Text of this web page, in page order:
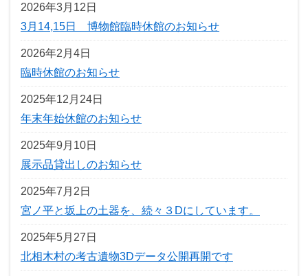
2026年3月12日
3月14,15日 博物館臨時休館のお知らせ
2026年2月4日
臨時休館のお知らせ
2025年12月24日
年末年始休館のお知らせ
2025年9月10日
展示品貸出しのお知らせ
2025年7月2日
宮ノ平と坂上の土器を、続々３Dにしています。
2025年5月27日
北相木村の考古遺物3Dデータ公開再開です